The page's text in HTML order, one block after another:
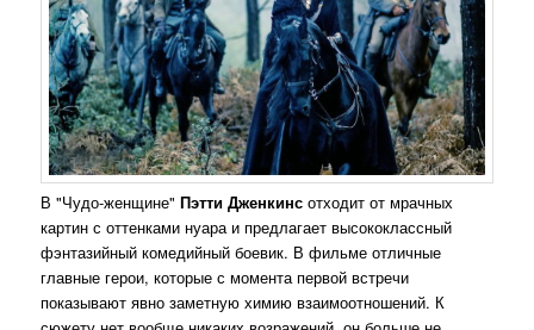
В "Чудо-женщине"Пэтти Дженкинс отходит от мрачных
картин с оттенками нуара и предлагает высококлассный
фэнтазийный комедийный боевик. В фильме отличные
главные герои, которые с момента первой встречи
показывают явно заметную химию взаимоотношений. К